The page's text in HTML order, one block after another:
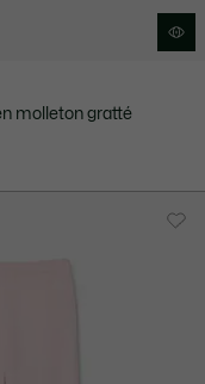
molleton gratté